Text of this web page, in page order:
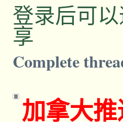
登录后可
享
Complete
加拿大